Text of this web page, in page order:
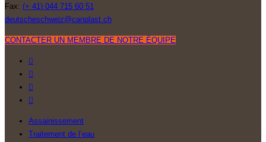
Fax: (+ 41) 044 715 60 51
deutscheschweiz@canplast.ch
CONTACTER UN MEMBRE DE NOTRE ÉQUIPE
Assainissement
Traitement de l’eau